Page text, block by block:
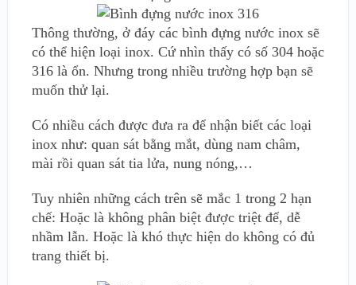
Thông thường, ở đáy các bình đựng nước inox sẽ
có thể hiện loại inox. Cứ nhìn thấy có số 304 hoặc
316 là ổn. Nhưng trong nhiều trường hợp bạn sẽ
muốn thử lại.
Có nhiều cách được đưa ra để nhận biết các loại
inox như: quan sát bằng mắt, dùng nam châm,
mài rồi quan sát tia lửa, nung nóng,…
Tuy nhiên những cách trên sẽ mắc 1 trong 2 hạn
chế: Hoặc là không phân biệt được triệt để, dễ
nhầm lẫn. Hoặc là khó thực hiện do không có đủ
trang thiết bị.